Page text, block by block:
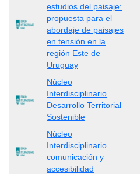
estudios del paisaje:
propuesta para el
abordaje de paisajes
en tensión en la
región Este de
Uruguay
Núcleo
Interdisciplinario
Desarrollo Territorial
Sostenible
Núcleo
Interdisciplinario
comunicación y
accesibilidad